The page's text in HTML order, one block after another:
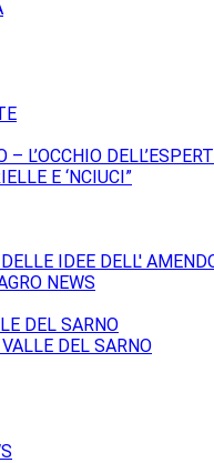
L’OCCHIO
E ‘NCIUCI”
IDEE DELL'
NEWS
DEL SARNO
DEL SARNO